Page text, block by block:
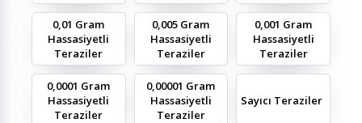
0,01 Gram
Hassasiyetli
Teraziler
0,005 Gram
Hassasiyetli
Teraziler
0,001 Gram
Hassasiyetli
Teraziler
0,0001 Gram
Hassasiyetli
Teraziler
0,00001 Gram
Hassasiyetli
Teraziler
Sayıcı Teraziler